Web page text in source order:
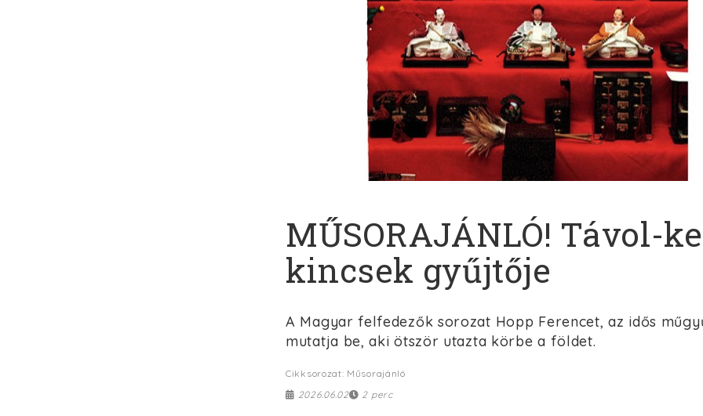
MŰSORAJÁNLÓ! Távol-
kincsek gyűjtője
A Magyar felfedezők sorozat Hopp Ferencet, az idős
mutatja be, aki ötször utazta körbe a földet.
Cikksorozat: Műsorajánló
2026.06.02
2 perc